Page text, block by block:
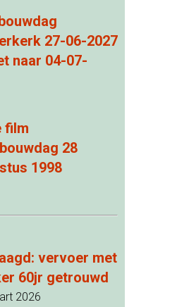
27-06-2027
naar 04-07-
film
28
1998
vervoer met
60jr getrouwd
2026